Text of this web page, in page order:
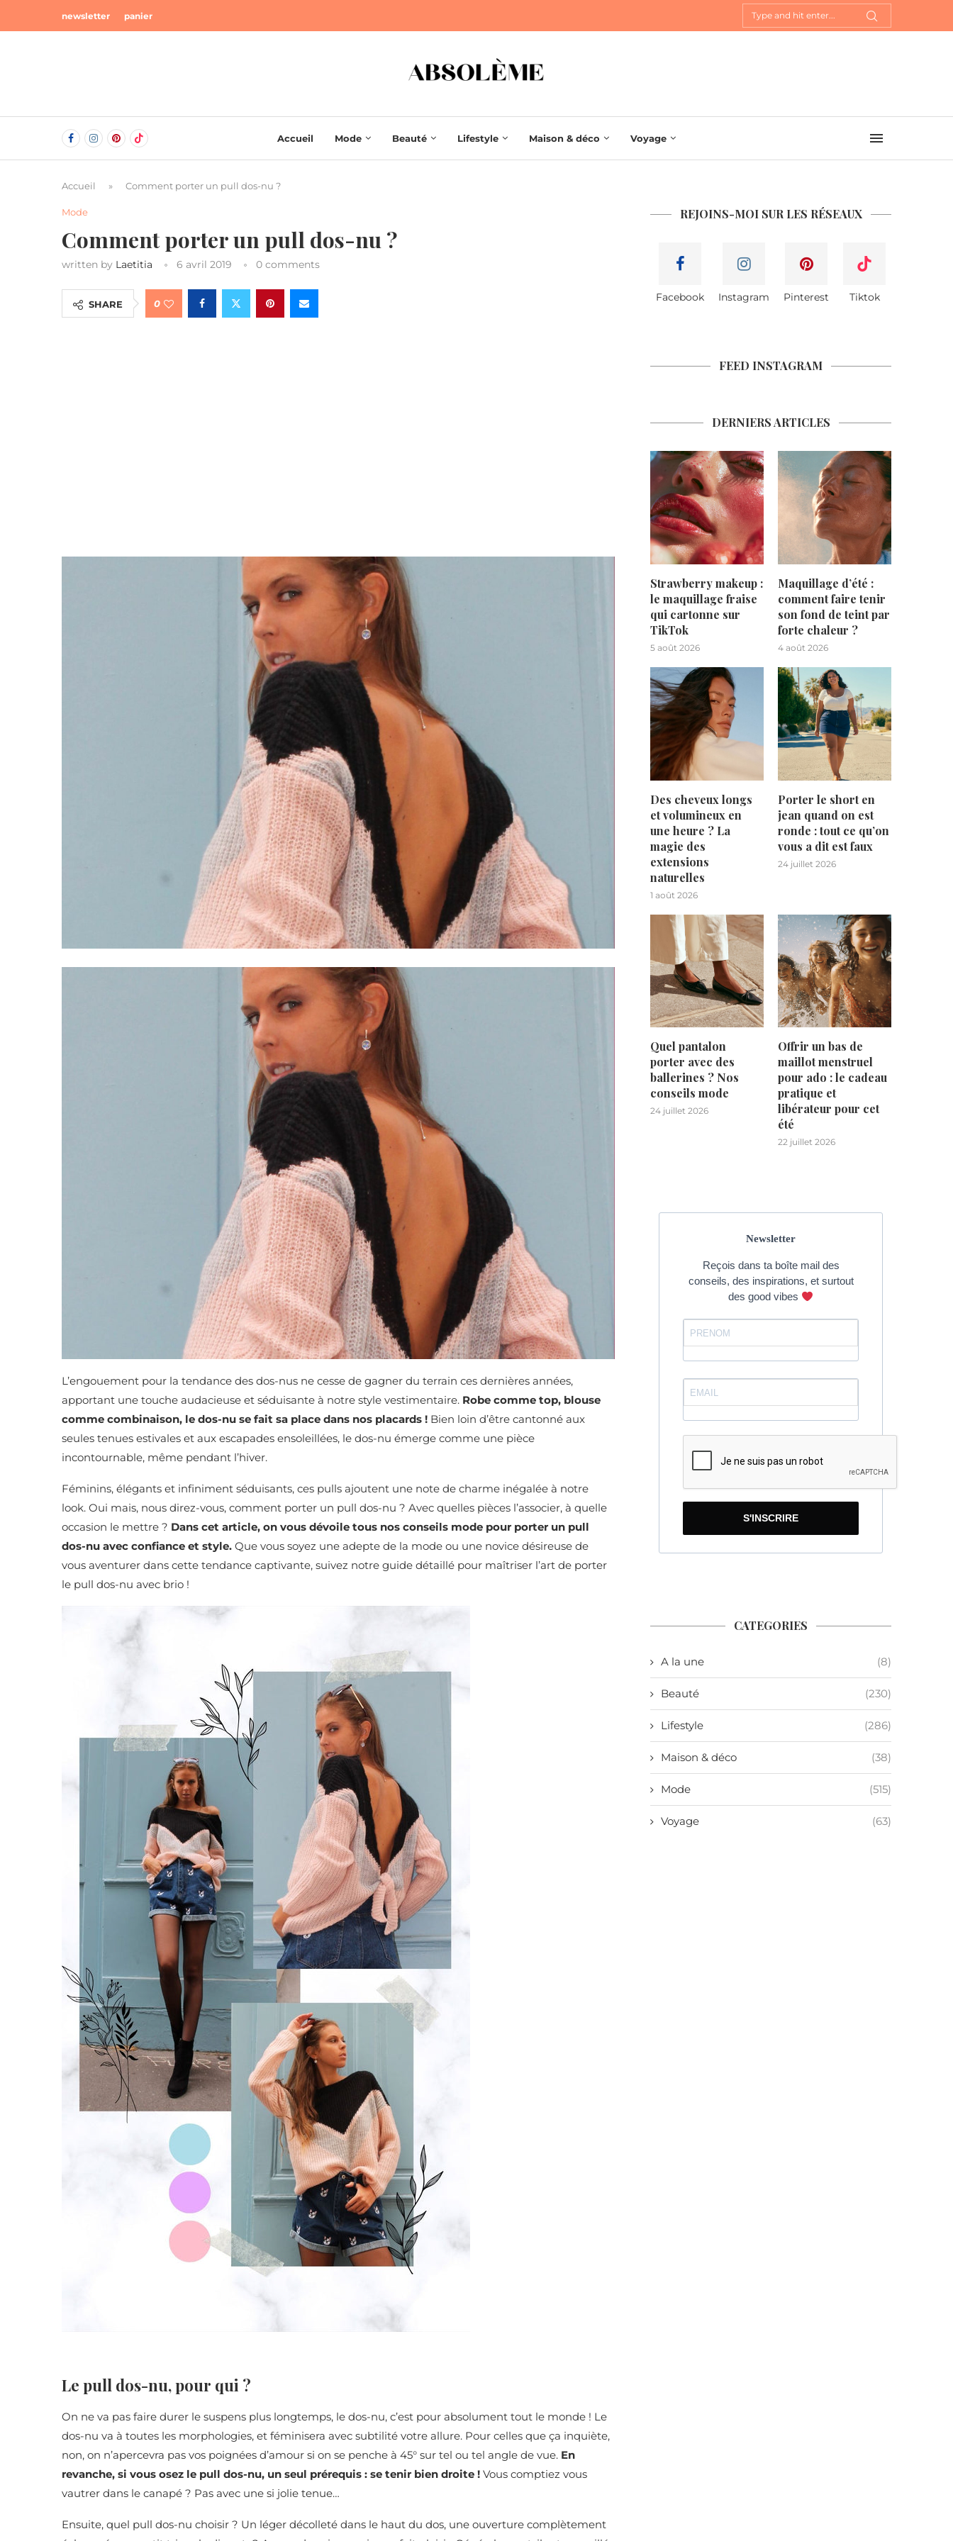
newsletter panier
Accueil Mode Beauté Lifestyle Maison & déco Voyage
Accueil » Comment porter un pull dos-nu ?
Mode
Comment porter un pull dos-nu ?
written by Laetitia 6 avril 2019 0 comments
SHARE 0
L’engouement pour la tendance des dos-nus ne cesse de gagner du terrain ces dernières années,
apportant une touche audacieuse et séduisante à notre style vestimentaire. Robe comme top, blouse
comme combinaison, le dos-nu se fait sa place dans nos placards ! Bien loin d’être cantonné aux
seules tenues estivales et aux escapades ensoleillées, le dos-nu émerge comme une pièce
incontournable, même pendant l’hiver.
Féminins, élégants et infiniment séduisants, ces pulls ajoutent une note de charme inégalée à notre
look. Oui mais, nous direz-vous, comment porter un pull dos-nu ? Avec quelles pièces l’associer, à quelle
occasion le mettre ? Dans cet article, on vous dévoile tous nos conseils mode pour porter un pull
dos-nu avec confiance et style. Que vous soyez une adepte de la mode ou une novice désireuse de
vous aventurer dans cette tendance captivante, suivez notre guide détaillé pour maîtriser l’art de porter
le pull dos-nu avec brio !
Le pull dos-nu, pour qui ?
On ne va pas faire durer le suspens plus longtemps, le dos-nu, c’est pour absolument tout le monde ! Le
dos-nu va à toutes les morphologies, et féminisera avec subtilité votre allure. Pour celles que ça inquiète,
non, on n’apercevra pas vos poignées d’amour si on se penche à 45° sur tel ou tel angle de vue. En
revanche, si vous osez le pull dos-nu, un seul prérequis : se tenir bien droite ! Vous comptiez vous
vautrer dans le canapé ? Pas avec une si jolie tenue…
Ensuite, quel pull dos-nu choisir ? Un léger décolleté dans le haut du dos, une ouverture complètement
REJOINS-MOI SUR LES RÉSEAUX
Facebook Instagram Pinterest Tiktok
FEED INSTAGRAM
DERNIERS ARTICLES
Strawberry makeup :
le maquillage fraise
qui cartonne sur
TikTok
5 août 2026
Maquillage d’été :
comment faire tenir
son fond de teint par
forte chaleur ?
4 août 2026
Des cheveux longs
et volumineux en
une heure ? La
magie des
extensions
naturelles
1 août 2026
Porter le short en
jean quand on est
ronde : tout ce qu’on
vous a dit est faux
24 juillet 2026
Quel pantalon
porter avec des
ballerines ? Nos
conseils mode
24 juillet 2026
Offrir un bas de
maillot menstruel
pour ado : le cadeau
pratique et
libérateur pour cet
été
22 juillet 2026
Newsletter
Reçois dans ta boîte mail des
conseils, des inspirations, et surtout
des good vibes
S'INSCRIRE
CATEGORIES
A la une (8)
Beauté (230)
Lifestyle (286)
Maison & déco (38)
Mode (515)
Voyage (63)